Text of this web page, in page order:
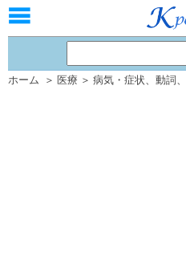
ホーム ＞ 医療 ＞ 病気・症状、 動詞 、